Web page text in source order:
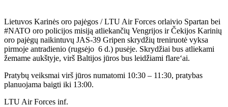
Lietuvos Karinės oro pajėgos / LTU Air Forces orlaivio Spartan bei
#NATO oro policijos misiją atliekančių Vengrijos ir Čekijos Karinių
oro pajėgų naikintuvų JAS-39 Gripen skrydžių treniruotė vyksa
pirmoje antradienio (rugsėjo 6 d.) pusėje. Skrydžiai bus atliekami
žemame aukštyje, virš Baltijos jūros bus leidžiami flare‘ai.
Pratybų veiksmai virš jūros numatomi 10:30 – 11:30, pratybas
planuojama baigti iki 13:00.
LTU Air Forces inf.